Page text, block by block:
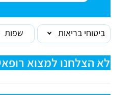
ביטוחי בריאות שפות
לא הצלחנו למצוא